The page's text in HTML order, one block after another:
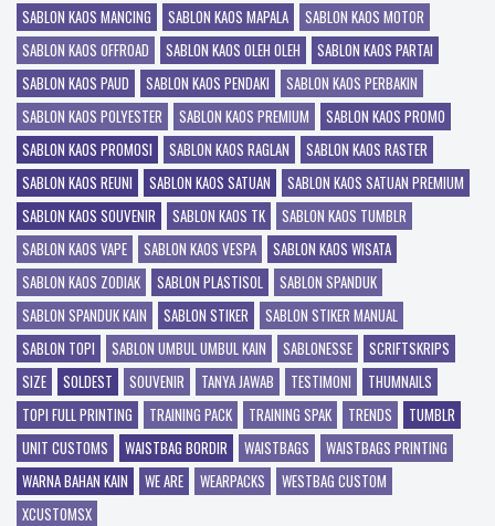
SABLON KAOS MANCING
SABLON KAOS MAPALA
SABLON KAOS MOTOR
SABLON KAOS OFFROAD
SABLON KAOS OLEH OLEH
SABLON KAOS PARTAI
SABLON KAOS PAUD
SABLON KAOS PENDAKI
SABLON KAOS PERBAKIN
SABLON KAOS POLYESTER
SABLON KAOS PREMIUM
SABLON KAOS PROMO
SABLON KAOS PROMOSI
SABLON KAOS RAGLAN
SABLON KAOS RASTER
SABLON KAOS REUNI
SABLON KAOS SATUAN
SABLON KAOS SATUAN PREMIUM
SABLON KAOS SOUVENIR
SABLON KAOS TK
SABLON KAOS TUMBLR
SABLON KAOS VAPE
SABLON KAOS VESPA
SABLON KAOS WISATA
SABLON KAOS ZODIAK
SABLON PLASTISOL
SABLON SPANDUK
SABLON SPANDUK KAIN
SABLON STIKER
SABLON STIKER MANUAL
SABLON TOPI
SABLON UMBUL UMBUL KAIN SABLONESSE
SCRIFTSKRIPS
SIZE
SOLDEST SOUVENIR TANYA JAWAB TESTIMONI
THUMNAILS
TOPI FULL PRINTING
TRAINING PACK TRAINING SPAK TRENDS
TUMBLR
UNIT CUSTOMS
WAISTBAG BORDIR WAISTBAGS
WAISTBAGS PRINTING
WARNA BAHAN KAIN
WE ARE WEARPACKS
WESTBAG CUSTOM
XCUSTOMSX